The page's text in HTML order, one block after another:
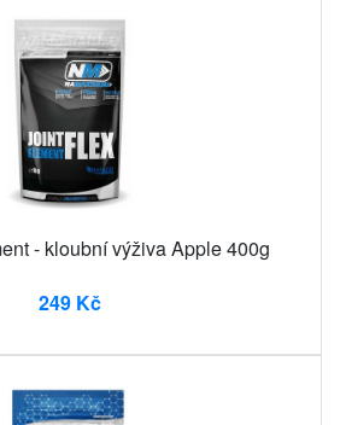
- kloubní výživa Apple 400g
249 Kč